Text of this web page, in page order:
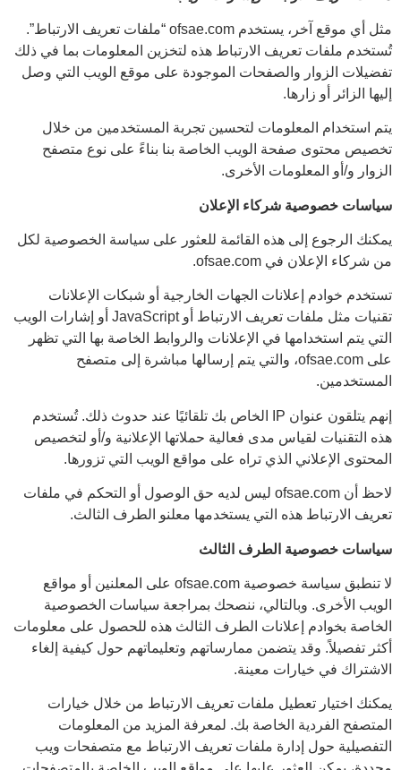
مثل أي موقع آخر، يستخدم ofsae.com “ملفات تعريف الارتباط”.
تُستخدم ملفات تعريف الارتباط هذه لتخزين المعلومات بما في ذلك
تفضيلات الزوار والصفحات الموجودة على موقع الويب التي وصل
إليها الزائر أو زارها.
يتم استخدام المعلومات لتحسين تجربة المستخدمين من خلال
تخصيص محتوى صفحة الويب الخاصة بنا بناءً على نوع متصفح
الزوار و/أو المعلومات الأخرى.
سياسات خصوصية شركاء الإعلان
يمكنك الرجوع إلى هذه القائمة للعثور على سياسة الخصوصية لكل
من شركاء الإعلان في ofsae.com.
تستخدم خوادم إعلانات الجهات الخارجية أو شبكات الإعلانات
تقنيات مثل ملفات تعريف الارتباط أو JavaScript أو إشارات الويب
التي يتم استخدامها في الإعلانات والروابط الخاصة بها التي تظهر
على ofsae.com، والتي يتم إرسالها مباشرة إلى متصفح
المستخدمين.
إنهم يتلقون عنوان IP الخاص بك تلقائيًا عند حدوث ذلك. تُستخدم
هذه التقنيات لقياس مدى فعالية حملاتها الإعلانية و/أو لتخصيص
المحتوى الإعلاني الذي تراه على مواقع الويب التي تزورها.
لاحظ أن ofsae.com ليس لديه حق الوصول أو التحكم في ملفات
تعريف الارتباط هذه التي يستخدمها معلنو الطرف الثالث.
سياسات خصوصية الطرف الثالث
لا تنطبق سياسة خصوصية ofsae.com على المعلنين أو مواقع
الويب الأخرى. وبالتالي، ننصحك بمراجعة سياسات الخصوصية
الخاصة بخوادم إعلانات الطرف الثالث هذه للحصول على معلومات
أكثر تفصيلاً. وقد يتضمن ممارساتهم وتعليماتهم حول كيفية إلغاء
الاشتراك في خيارات معينة.
يمكنك اختيار تعطيل ملفات تعريف الارتباط من خلال خيارات
المتصفح الفردية الخاصة بك. لمعرفة المزيد من المعلومات
التفصيلية حول إدارة ملفات تعريف الارتباط مع متصفحات ويب